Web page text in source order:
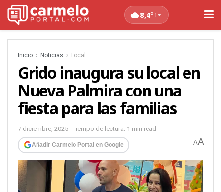
8,4°↑
Inicio Noticias Local
Grido inaugura su local en
Nueva Palmira con una
fiesta para las familias
7 diciembre, 2025 Tiempo de lectura: 1 min read
Añadir Carmelo Portal en Google AA